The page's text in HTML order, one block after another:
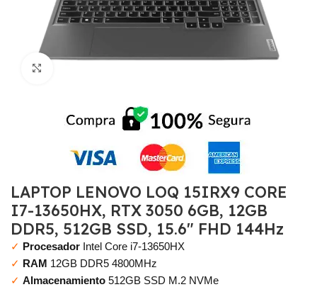
LAPTOP LENOVO LOQ 15IRX9 CORE
I7-13650HX, RTX 3050 6GB, 12GB
DDR5, 512GB SSD, 15.6″ FHD 144Hz
✓ Procesador Intel Core i7-13650HX
✓ RAM 12GB DDR5 4800MHz
✓ Almacenamiento 512GB SSD M.2 NVMe